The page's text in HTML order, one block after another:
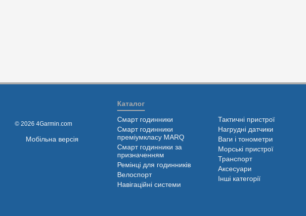
© 2026 4Garmin.com
Мобільна версія
Каталог
Смарт годинники
Смарт годинники
преміумкласу MARQ
Смарт годинники за
призначенням
Ремінці для годинників
Велоспорт
Навігаційні системи
Тактичні пристрої
Нагрудні датчики
Ваги і тонометри
Морські пристрої
Транспорт
Аксесуари
Інші категорії